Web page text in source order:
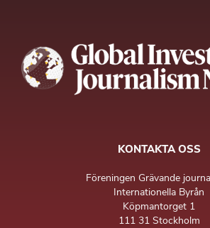
KONTAKTA OSS
Föreningen Grävande
Internationella Byrån
Köpmantorget 1
111 31 Stockholm